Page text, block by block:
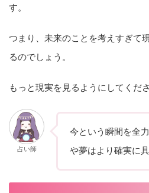
す。
つまり、未来のことを考えすぎて
るのでしょう。
もっと現実を見るようにしてくださ
占い師
今という瞬間を全
や夢はより確実に